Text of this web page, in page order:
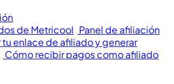
de Metricool Panel de afiliación
enlace de afiliado y generar
Cómo recibir pagos como afiliado